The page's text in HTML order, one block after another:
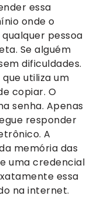
essa
onde o
pessoa
Se alguém
dificuldades.
utiliza um
copiar. O
senha. Apenas
responder
A
memória das
uma credencial
essa
na internet.